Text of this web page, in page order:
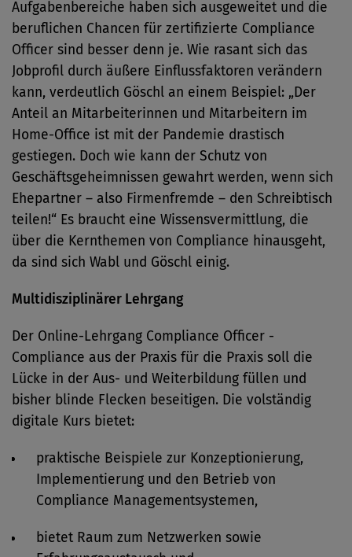
Aufgabenbereiche haben sich ausgeweitet und die
beruflichen Chancen für zertifizierte Compliance
Officer sind besser denn je. Wie rasant sich das
Jobprofil durch äußere Einflussfaktoren verändern
kann, verdeutlich Göschl an einem Beispiel: „Der
Anteil an Mitarbeiterinnen und Mitarbeitern im
Home-Office ist mit der Pandemie drastisch
gestiegen. Doch wie kann der Schutz von
Geschäftsgeheimnissen gewahrt werden, wenn sich
Ehepartner – also Firmenfremde – den Schreibtisch
teilen!“ Es braucht eine Wissensvermittlung, die
über die Kernthemen von Compliance hinausgeht,
da sind sich Wabl und Göschl einig.
Multidisziplinärer Lehrgang
Der Online-Lehrgang Compliance Officer -
Compliance aus der Praxis für die Praxis soll die
Lücke in der Aus- und Weiterbildung füllen und
bisher blinde Flecken beseitigen. Die volständig
digitale Kurs bietet:
praktische Beispiele zur Konzeptionierung,
Implementierung und den Betrieb von
Compliance Managementsystemen,
bietet Raum zum Netzwerken sowie